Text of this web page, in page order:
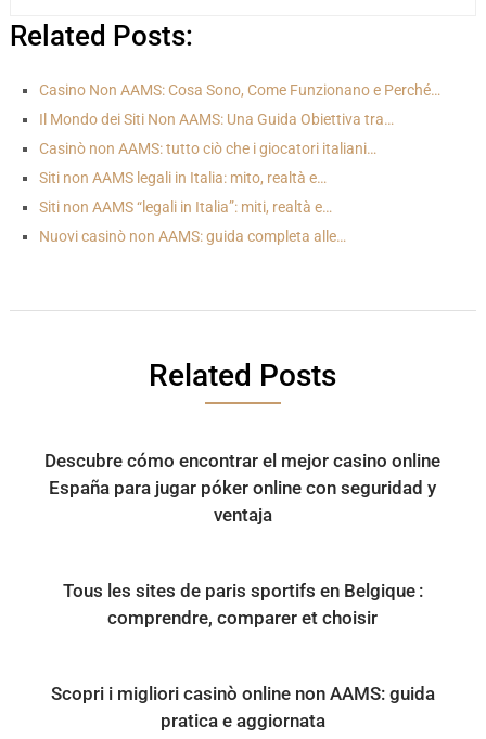
Related Posts:
Casino Non AAMS: Cosa Sono, Come Funzionano e Perché…
Il Mondo dei Siti Non AAMS: Una Guida Obiettiva tra…
Casinò non AAMS: tutto ciò che i giocatori italiani…
Siti non AAMS legali in Italia: mito, realtà e…
Siti non AAMS “legali in Italia”: miti, realtà e…
Nuovi casinò non AAMS: guida completa alle…
Related Posts
Descubre cómo encontrar el mejor casino online
España para jugar póker online con seguridad y
ventaja
Tous les sites de paris sportifs en Belgique :
comprendre, comparer et choisir
Scopri i migliori casinò online non AAMS: guida
pratica e aggiornata